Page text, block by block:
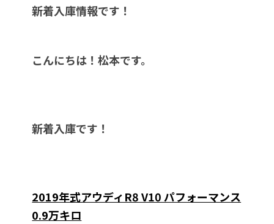
新着入庫情報です！
こんにちは！松本です。
新着入庫です！
2019年式アウディR8 V10 パフォーマンス
0.9万キロ